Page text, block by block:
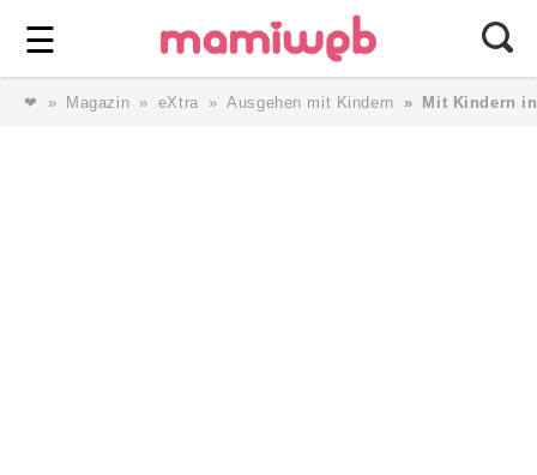
☰ ⎯ Wir lieben Familie ⎯
❤ Magazin eXtra Ausgehen mit Kindern Mit Kindern